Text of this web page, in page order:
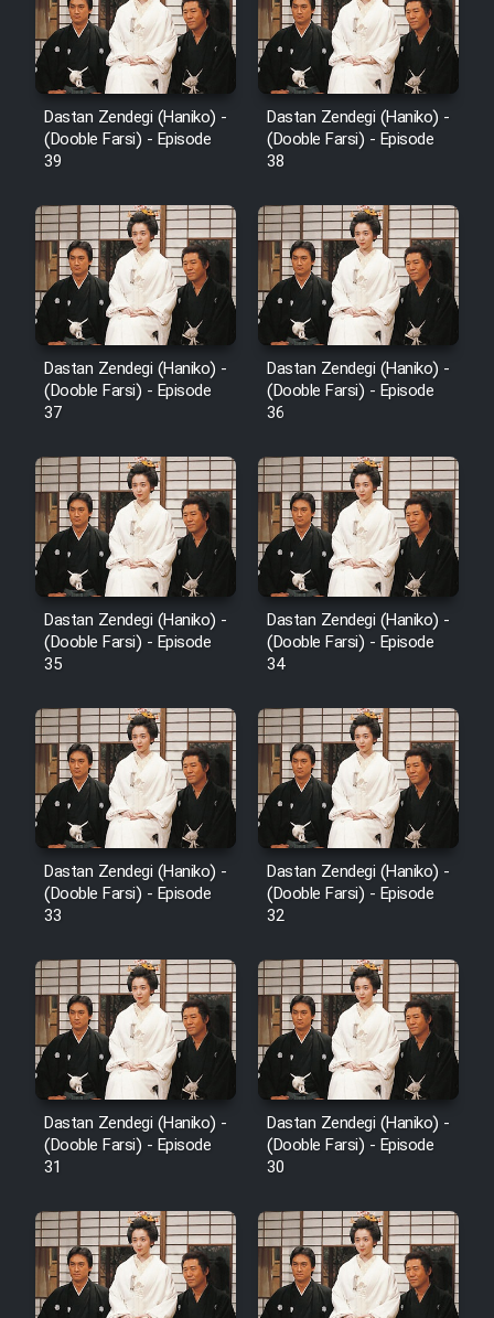
Farsi (Ghabl Az Enghelab)
Serial Ayeneh 1364
Shod 1362
Serial Hojr ebn Oday 1381
Film Akharin Marhaleh
Film Atash Penhan
Animeishen Cinemaei Safar Be
Sarzamin Dur
Film Jangju Pirooz
Film Padzahr
Film Shah Khamush
Film Fil Dar Tariki
Film Farsh Bad
Film In Haft Nafar
Film Fani
Cartoon Galiver - Kamel
(Dooble Farsi)
Film Shire Talayi (Dooble
Farsi)
Jahanami (Dooble Farsi)
Film Dastbord Be Bank (Dooble
Farsi)
Dastan Zendegi (Haniko) -
(Dooble Farsi) - Episode
39
Dastan Zendegi (Haniko) -
(Dooble Farsi) - Episode
38
Dastan Zendegi (Haniko) -
(Dooble Farsi) - Episode
37
Dastan Zendegi (Haniko) -
(Dooble Farsi) - Episode
36
Dastan Zendegi (Haniko) -
(Dooble Farsi) - Episode
35
Dastan Zendegi (Haniko) -
(Dooble Farsi) - Episode
34
Dastan Zendegi (Haniko) -
(Dooble Farsi) - Episode
33
Dastan Zendegi (Haniko) -
(Dooble Farsi) - Episode
32
Dastan Zendegi (Haniko) -
(Dooble Farsi) - Episode
31
Dastan Zendegi (Haniko) -
(Dooble Farsi) - Episode
30